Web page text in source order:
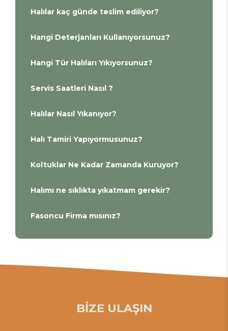
Halılar kaç günde teslim ediliyor?
Hangi Deterjanları Kullanıyorsunuz?
Hangi Tür Halıları Yıkıyorsunuz?
Servis Saatleri Nasıl ?
Halılar Nasıl Yıkanıyor?
Halı Tamiri Yapıyormusunuz?
Koltuklar Ne Kadar Zamanda Kuruyor?
Halımı ne sıklıkta yıkatmam gerekir?
Fasoncu Firma mısınız?
BİZE ULAŞIN